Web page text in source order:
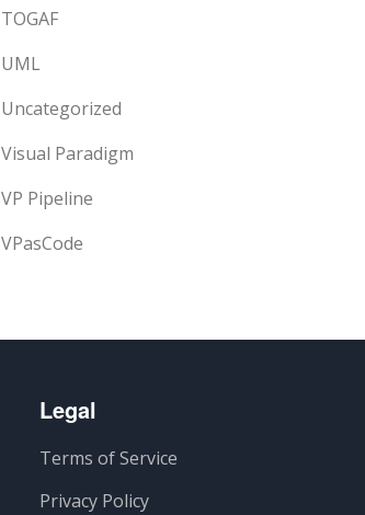
TOGAF
UML
Uncategorized
Visual Paradigm
VP Pipeline
VPasCode
Legal
Terms of Service
Privacy Policy